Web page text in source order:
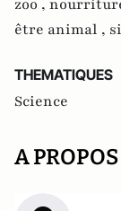
zoo ,
être animal ,
THEMATIQUES
Science
A